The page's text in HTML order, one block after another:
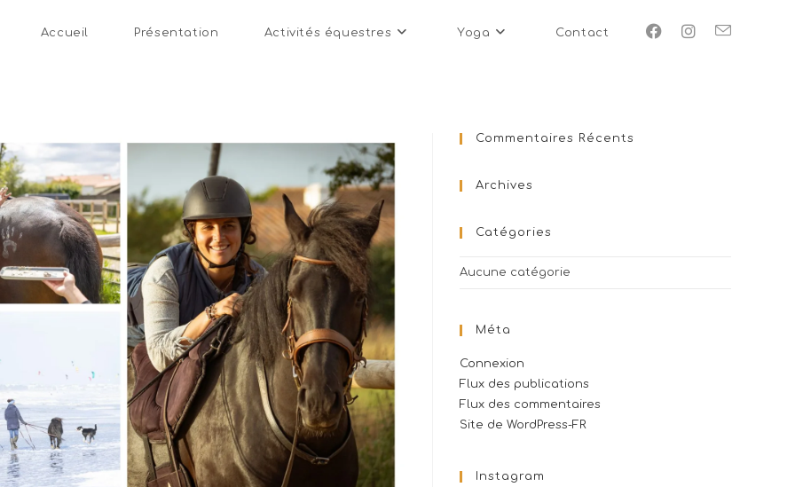
Accueil Présentation Activités équestres Yoga Contact
Commentaires Récents
Archives
Catégories
Aucune catégorie
Méta
Connexion
Flux des publications
Flux des commentaires
Site de WordPress-FR
Instagram